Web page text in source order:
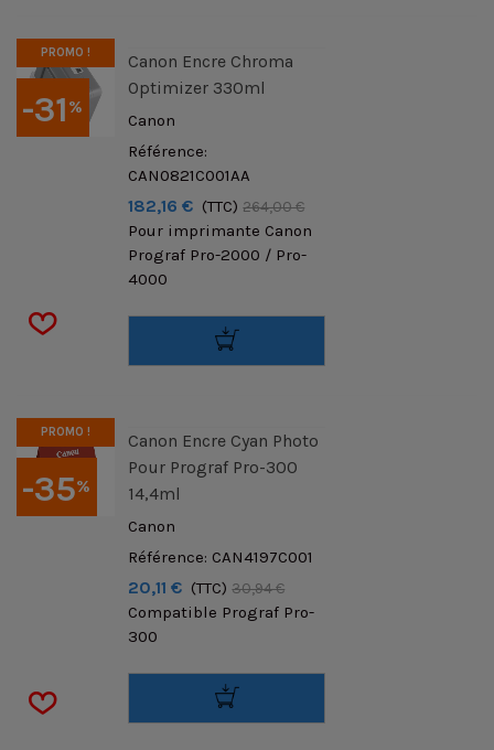
-31 %
PROMO !
Canon Encre Chroma
Optimizer 330ml
Canon
Référence:
CAN0821C001AA
182,16 € (TTC) 264,00 €
Pour imprimante Canon
Prograf Pro-2000 / Pro-
4000
-35%
PROMO !
Canon Encre Cyan Photo
Pour Prograf Pro-300
14,4ml
Canon
Référence: CAN4197C001
20,11 € (TTC) 30,94 €
Compatible Prograf Pro-
300